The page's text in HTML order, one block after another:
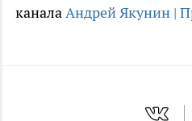
каналаАндрей Якунин |